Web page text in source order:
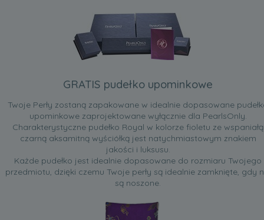
GRATIS pudełko upominkowe
Twoje Perły zostaną zapakowane w idealnie dopasowane
upominkowe zaprojektowane wyłącznie dla PearlsOnly.
Charakterystyczne pudełko Royal w kolorze fioletu ze wspaniałą
czarną aksamitną wyściółką jest natychmiastowym znakiem
jakości i luksusu.
Każde pudełko jest idealnie dopasowane do rozmiaru Twojego
przedmiotu, dzięki czemu Twoje perły są idealnie zamknięte, gdy
są noszone.